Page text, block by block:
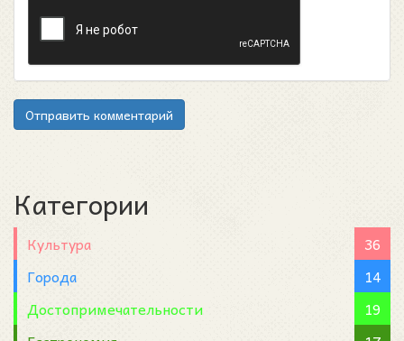
Отправить комментарий
Категории
Культура
36
Города
14
Достопримечательности
19